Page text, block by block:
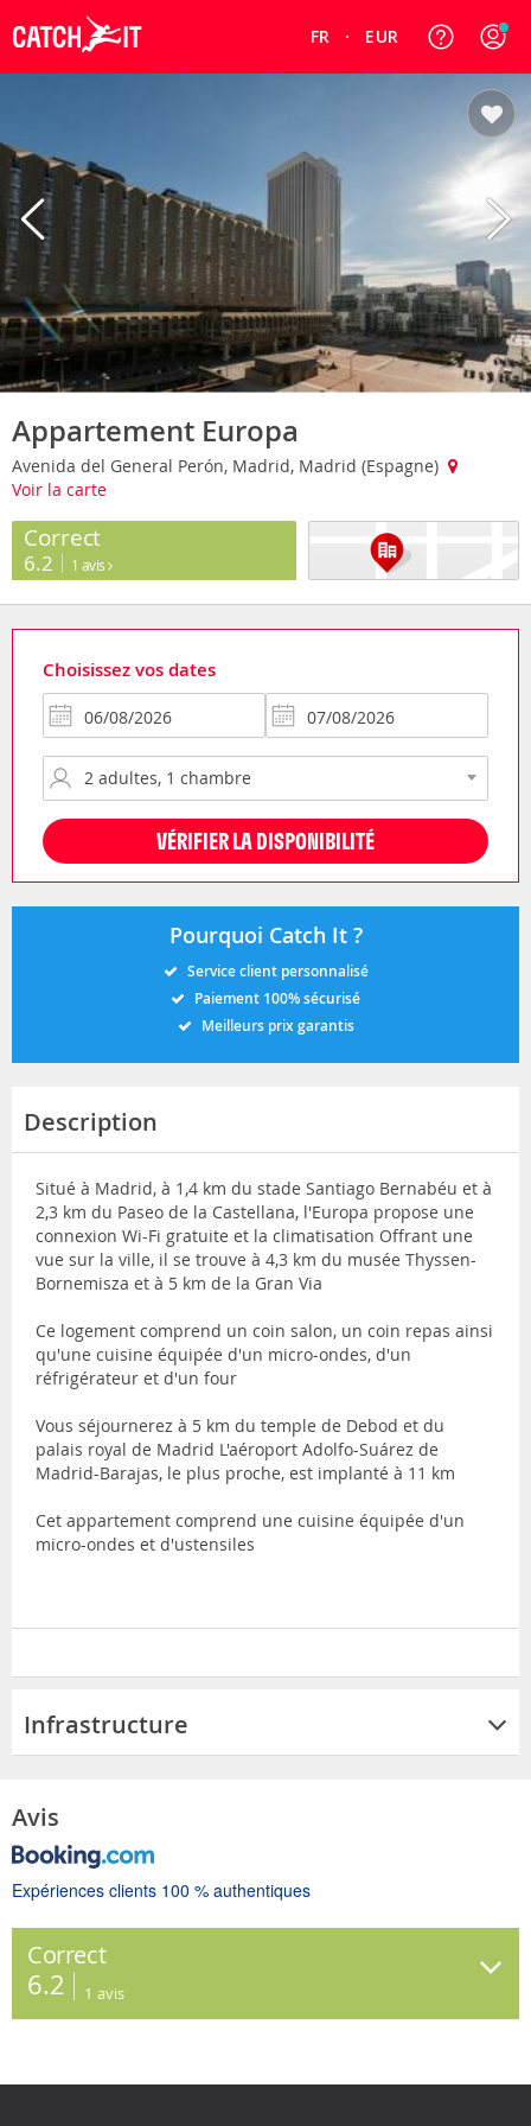
FR EUR
Appartement Europa
Avenida del General Perón, Madrid, Madrid (Espagne)
Voir la carte
Correct
6.2 1 avis
Choisissez vos dates
VÉRIFIER LA DISPONIBILITÉ
Pourquoi Catch It ?
Service client personnalisé
Paiement 100% sécurisé
Meilleurs prix garantis
Description
Situé à Madrid, à 1,4 km du stade Santiago Bernabéu et à
2,3 km du Paseo de la Castellana, l'Europa propose une
connexion Wi-Fi gratuite et la climatisation Offrant une
vue sur la ville, il se trouve à 4,3 km du musée Thyssen-
Bornemisza et à 5 km de la Gran Via
Ce logement comprend un coin salon, un coin repas ainsi
qu'une cuisine équipée d'un micro-ondes, d'un
réfrigérateur et d'un four
Vous séjournerez à 5 km du temple de Debod et du
palais royal de Madrid L'aéroport Adolfo-Suárez de
Madrid-Barajas, le plus proche, est implanté à 11 km
Cet appartement comprend une cuisine équipée d'un
micro-ondes et d'ustensiles
Infrastructure
Avis
Expériences clients 100 % authentiques
Correct
6.2 1 avis